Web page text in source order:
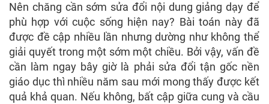
Nên chăng cần sớm sửa đổi nội dung giảng dạy để
phù hợp với cuộc sống hiện nay? Bài toán này đã
được đề cập nhiều lần nhưng dường như không thể
giải quyết trong một sớm một chiều. Bởi vậy, vấn đề
cần làm ngay bây giờ là phải sửa đổi tận gốc nền
giáo dục thì nhiều năm sau mới mong thấy được kết
quả khả quan. Nếu không, bất cập giữa cung và cầu